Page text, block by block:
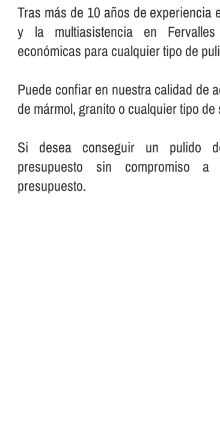
Tras más de 10 años de experiencia
y la multiasistencia en
económicas para cualquier tipo de
Puede confiar en nuestra calidad de
de mármol, granito o cualquier tipo
Si desea conseguir un pulido
presupuesto sin compromiso
presupuesto.